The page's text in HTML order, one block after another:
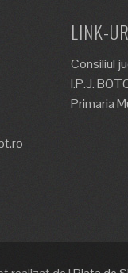
LINK-
Consiliul
I.P.J.
Primaria